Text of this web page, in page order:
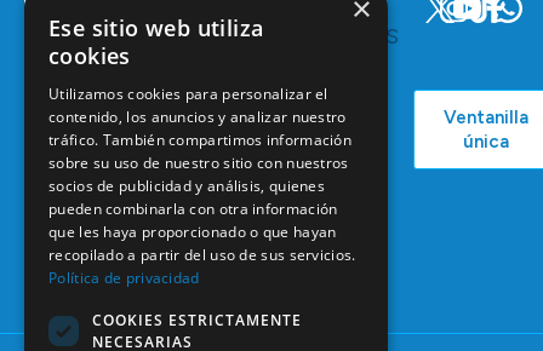
C/ Mauricio
Legendre,
28046
Madrid
91 561 29 05
informacion@coem.org.es
INTERESA
Servicios y
Bolsa de
Empleo
Formación
Continuada
Tablón de
anuncios
RECURSOS
COEM
Podcast
Actualidad
Ventanilla
única
×
Ese sitio web utiliza
cookies
Utilizamos cookies para personalizar el
contenido, los anuncios y analizar nuestro
tráfico. También compartimos información
sobre su uso de nuestro sitio con nuestros
socios de publicidad y análisis, quienes
pueden combinarla con otra información
que les haya proporcionado o que hayan
recopilado a partir del uso de sus servicios.
Política de privacidad
COOKIES ESTRICTAMENTE
NECESARIAS